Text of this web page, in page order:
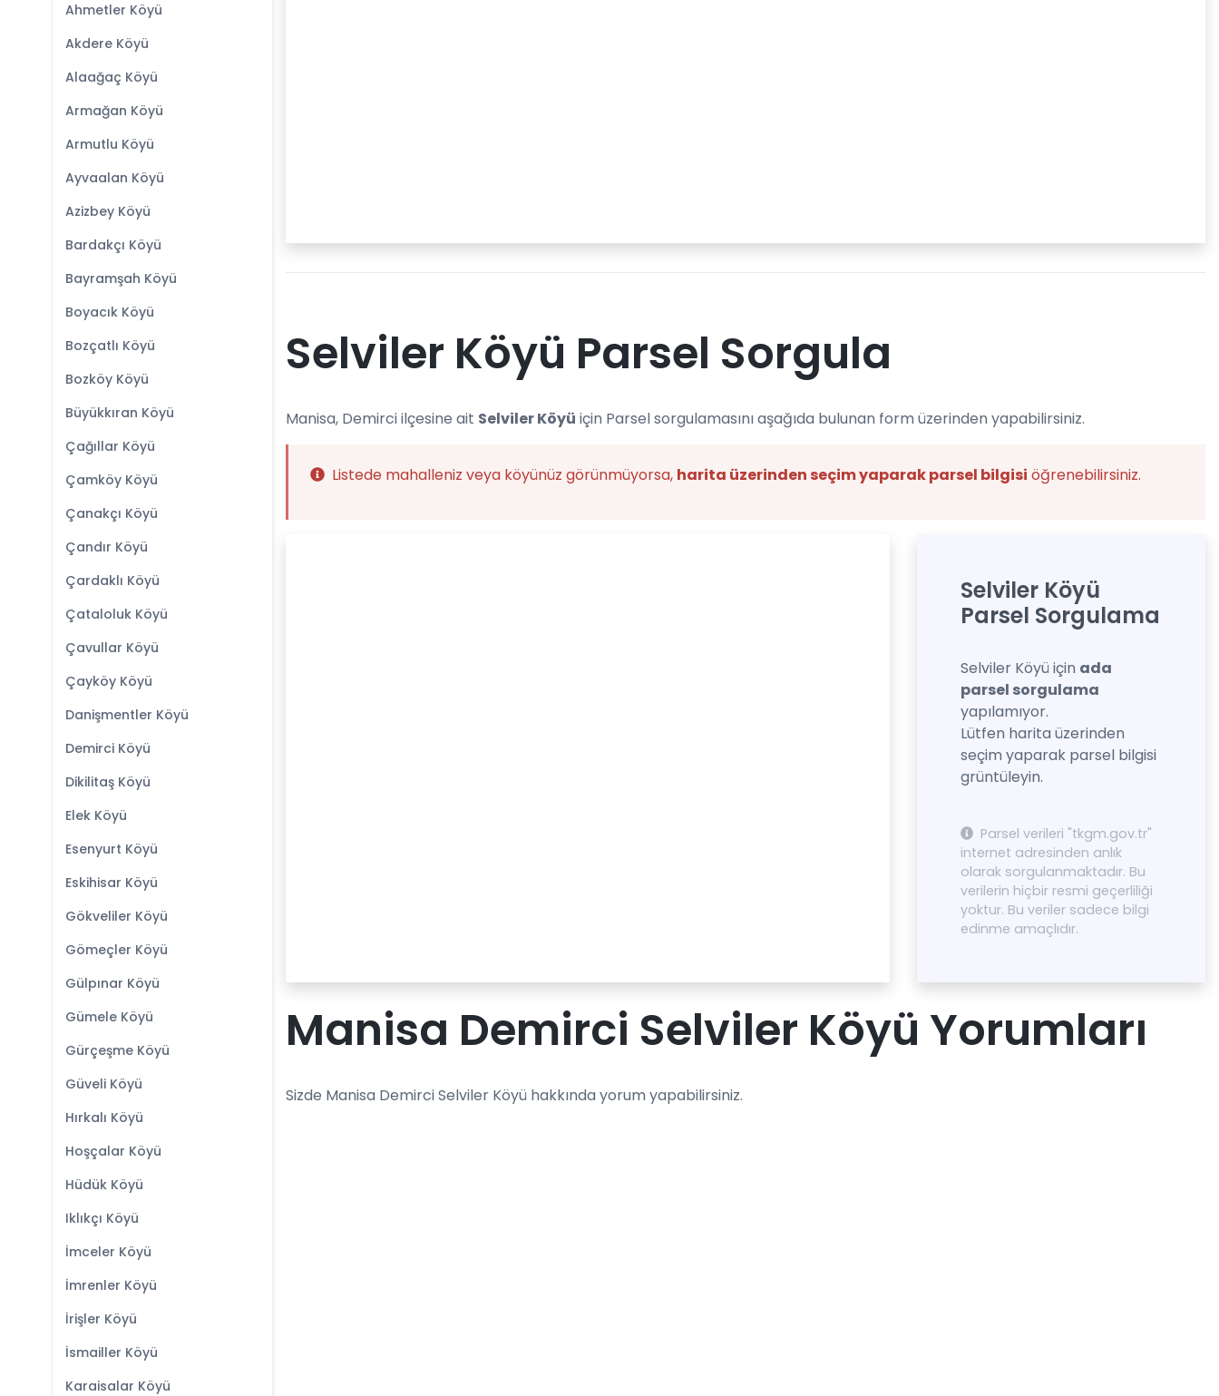
Ahmetler Köyü
Akdere Köyü
Alaağaç Köyü
Armağan Köyü
Armutlu Köyü
Ayvaalan Köyü
Azizbey Köyü
Bardakçı Köyü
Bayramşah Köyü
Boyacık Köyü
Bozçatlı Köyü
Bozköy Köyü
Büyükkıran Köyü
Çağıllar Köyü
Çamköy Köyü
Çanakçı Köyü
Çandır Köyü
Çardaklı Köyü
Çataloluk Köyü
Çavullar Köyü
Çayköy Köyü
Danişmentler Köyü
Demirci Köyü
Dikilitaş Köyü
Elek Köyü
Esenyurt Köyü
Eskihisar Köyü
Gökveliler Köyü
Gömeçler Köyü
Gülpınar Köyü
Gümele Köyü
Gürçeşme Köyü
Güveli Köyü
Hırkalı Köyü
Hoşçalar Köyü
Hüdük Köyü
Iklıkçı Köyü
İmceler Köyü
İmrenler Köyü
İrişler Köyü
İsmailler Köyü
Karaisalar Köyü
Selviler Köyü Parsel Sorgula
Manisa, Demirci ilçesine ait Selviler Köyü için Parsel sorgulamasını aşağıda bulunan form üzerinden yapabilirsiniz.
Listede mahalleniz veya köyünüz görünmüyorsa, harita üzerinden seçim yaparak parsel bilgisi öğrenebilirsiniz.
Selviler Köyü
Parsel Sorgulama
Selviler Köyü için ada
parsel sorgulama
yapılamıyor.
Lütfen harita üzerinden
seçim yaparak parsel bilgisi
grüntüleyin.
Parsel verileri "tkgm.gov.tr"
internet adresinden anlık
olarak sorgulanmaktadır. Bu
verilerin hiçbir resmi geçerliliği
yoktur. Bu veriler sadece bilgi
edinme amaçlıdır.
Manisa Demirci Selviler Köyü Yorumları
Sizde Manisa Demirci Selviler Köyü hakkında yorum yapabilirsiniz.